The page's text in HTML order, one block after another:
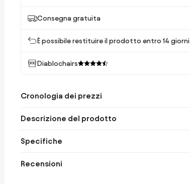
Consegna gratuita
È possibile restituire il prodotto entro 14 giorni
Diablochairs
Cronologia dei prezzi
Descrizione del prodotto
Specifiche
Recensioni